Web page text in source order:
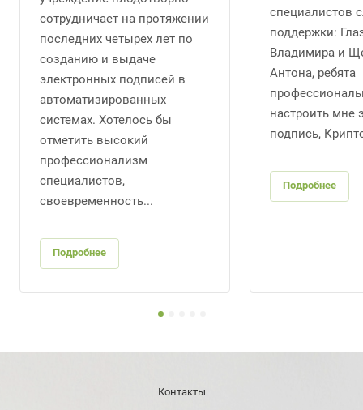
сотрудничает на протяжении
последних четырех лет по
созданию и выдаче
электронных подписей в
автоматизированных
системах. Хотелось бы
отметить высокий
профессионализм
специалистов,
своевременность...
Подробнее
специалистов
поддержки:
Владимира и
Антона, ребята
настроить мне
подпись,
Подробнее
Контакты